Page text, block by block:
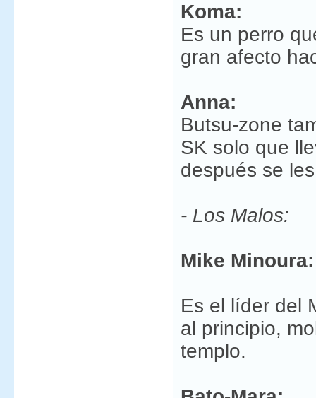
Koma:
Es un perro
gran afecto
Anna:
Butsu-zone
SK solo que
después se
- Los Malos:
Mike Minoura:
Es el líder del
al principio,
templo.